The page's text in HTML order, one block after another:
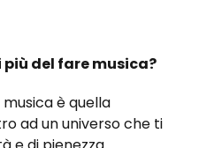
più del fare musica?
è quella
ad un universo che ti